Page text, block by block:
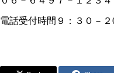
電話受付時間９：３０－２